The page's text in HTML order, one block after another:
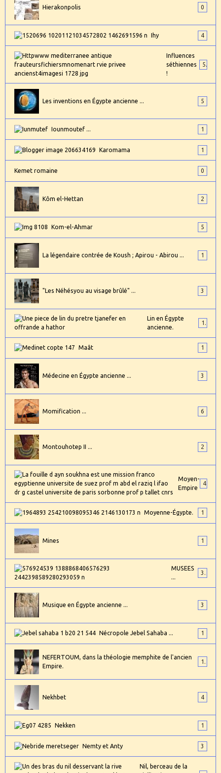
Hierakonpolis 0
Ihy 4
Influences
séthiennes
!
5
Les inventions en Égypte ancienne ... 5
Iounmoutef ... 1
Karomama 1
Kemet romaine 0
Kôm el-Hettan 2
Kom-el-Ahmar 5
La légendaire contrée de Koush ; Apirou - Abirou ... 1
"Les Néhésyou au visage brûlé" ... 3
Lin en Égypte
ancienne.
1
Maât 1
Médecine en Égypte ancienne ... 3
Momification ... 6
Montouhotep II ... 2
Moyen-
Empire
Moyenne-Égypte. 1
Mines 1
MUSEES
...
3
Musique en Égypte ancienne ... 3
Nécropole Jebel Sahaba ... 1
NEFERTOUM, dans la théologie memphite de l'ancien
Empire.
Nekhbet 4
Nekken 1
Nemty et Anty 3
Nil, berceau de la